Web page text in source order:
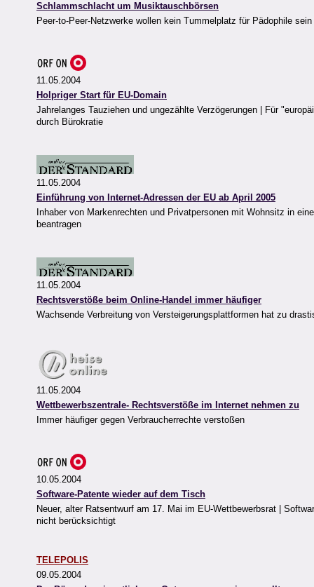
Schlammschlacht um Musiktauschbörsen
Peer-to-Peer-Netzwerke wollen kein Tummelplatz für Pädophile sein
11.05.2004
Holpriger Start für EU-Domain
Jahrelanges Tauziehen und ungezählte Verzögerungen | Für
durch Bürokratie
11.05.2004
Einführung von Internet-Adressen der EU ab April 2005
Inhaber von Markenrechten und Privatpersonen mit Wohnsitz in
beantragen
11.05.2004
Rechtsverstöße beim Online-Handel immer häufiger
Wachsende Verbreitung von Versteigerungsplattformen hat zu
11.05.2004
Wettbewerbszentrale- Rechtsverstöße im Internet nehmen zu
Immer häufiger gegen Verbraucherrechte verstoßen
10.05.2004
Software-Patente wieder auf dem Tisch
Neuer, alter Ratsentwurf am 17. Mai im EU-Wettbewerbsrat |
nicht berücksichtigt
TELEPOLIS
09.05.2004